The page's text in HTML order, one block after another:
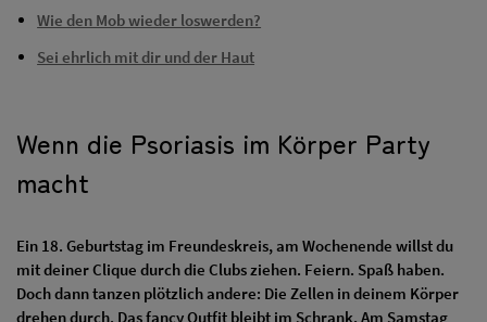
Wie den Mob wieder loswerden?
Sei ehrlich mit dir und der Haut
Wenn die Psoriasis im Körper Party
macht
Ein 18. Geburtstag im Freundeskreis, am Wochenende willst du
mit deiner Clique durch die Clubs ziehen. Feiern. Spaß haben.
Doch dann tanzen plötzlich andere: Die Zellen in deinem Körper
drehen durch. Das fancy Outfit bleibt im Schrank. Am Samstag